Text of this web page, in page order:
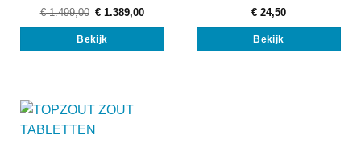
€1.499,00 Oorspronkelijke
was:
€ 1.499,00.
€ 1.389,00Huidige
is:
Bekijk
€ 24,50
Bekijk